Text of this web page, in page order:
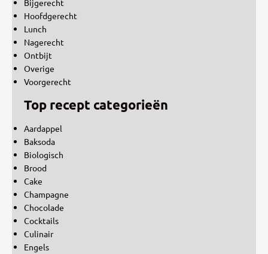
Bijgerecht
Hoofdgerecht
Lunch
Nagerecht
Ontbijt
Overige
Voorgerecht
Top recept categorieën
Aardappel
Baksoda
Biologisch
Brood
Cake
Champagne
Chocolade
Cocktails
Culinair
Engels